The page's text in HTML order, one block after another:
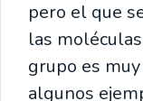
pero el que
las
grupo es
algunos